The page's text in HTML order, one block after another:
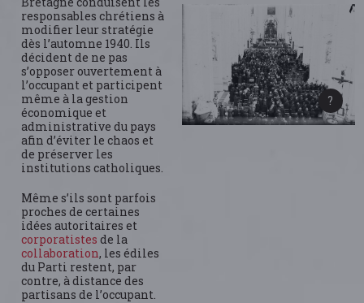
responsables chrétiens à
modifier leur stratégie
dès l’automne 1940. Ils
décident de ne pas
s’opposer ouvertement à
l’occupant et participent
même à la gestion
économique et
administrative du pays
afin d’éviter le chaos et
de préserver les
institutions catholiques.
Même s’ils sont parfois
proches de certaines
idées autoritaires et
corporatistes de la
collaboration, les édiles
du Parti restent, par
contre, à distance des
partisans de l’occupant.